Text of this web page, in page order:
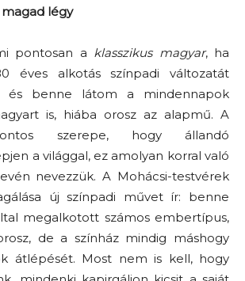
légy
pontosan a klasszikus magyar, ha
éves alkotás színpadi változatát
és benne látom a mindennapok
is, hiába orosz az alapmű. A
szerepe, hogy állandó
a világgal, ez amolyan korral való
nevezzük. A Mohácsi-testvérek
új színpadi művet ír: benne
megalkotott számos embertípus,
de a színház mindig máshogy
átlépését. Most nem is kell, hogy